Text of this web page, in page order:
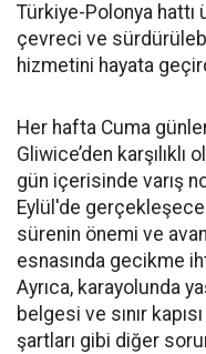
Türkiye-Polonya
çevreci ve
hizmetini hayata
Her hafta Cuma
Gliwice’den karşılıklı
gün içerisinde varış
Eylül'de
sürenin önemi ve
esnasında gecikme
Ayrıca, karayolunda
belgesi ve sınır
şartları gibi diğer